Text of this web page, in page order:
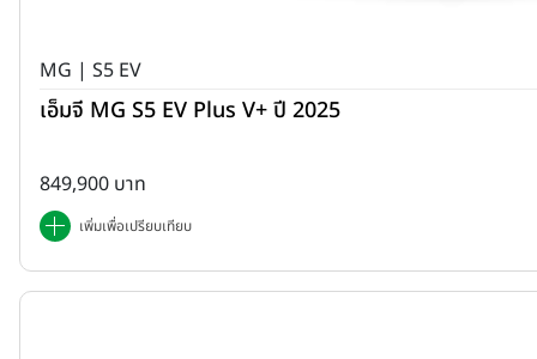
MG | S5 EV
เอ็มจี MG S5 EV Plus V+ ปี 2025
849,900 บาท
เพิ่มเพื่อเปรียบเทียบ